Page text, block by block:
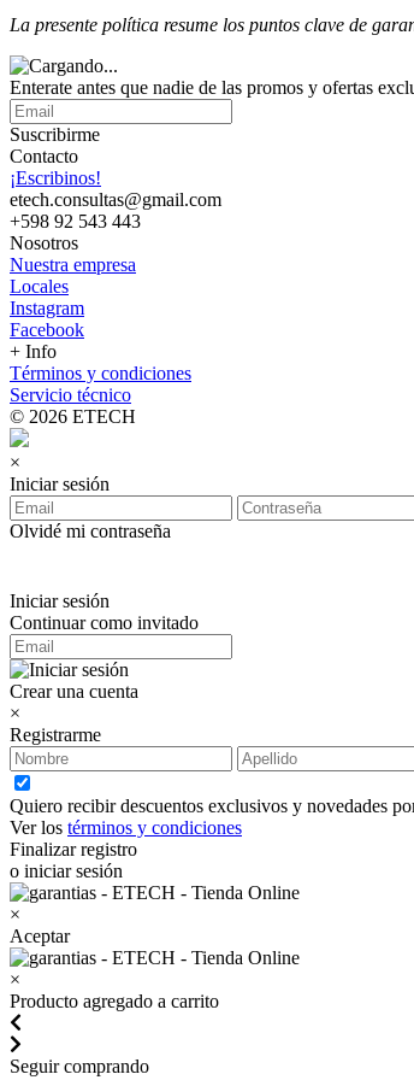
La presente política resume los puntos clave de
Enterate antes que nadie de las promos y ofertas
Suscribirme
Contacto
¡Escribinos!
etech.consultas@gmail.com
+598 92 543 443
Nosotros
Nuestra empresa
Locales
Instagram
Facebook
+ Info
Términos y condiciones
Servicio técnico
© 2026 ETECH
×
Iniciar sesión
Olvidé mi contraseña
Iniciar sesión
Continuar como invitado
Crear una cuenta
×
Registrarme
Quiero recibir descuentos exclusivos y novedades
Ver los términos y condiciones
Finalizar registro
o iniciar sesión
×
Aceptar
×
Producto agregado a carrito
Seguir comprando